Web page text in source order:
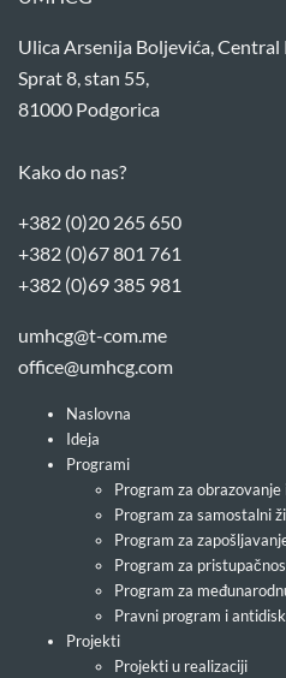
Ulica Arsenija Boljevića,
Sprat 8, stan 55,
81000 Podgorica
Kako do nas?
+382 (0)20 265 650
+382 (0)67 801 761
+382 (0)69 385 981
umhcg@t-com.me
office@umhcg.com
Naslovna
Ideja
Programi
Program za obrazovanje
Program za samostalni
Program za
Program za
Program za
Pravni program i
Projekti
Projekti u realizaciji